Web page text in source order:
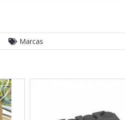
Marcas